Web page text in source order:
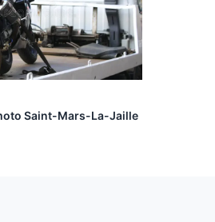
Saint-Mars-La-Jaille